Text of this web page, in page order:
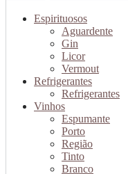
Espirituosos
Aguardente
Gin
Licor
Vermout
Refrigerantes
Refrigerantes
Vinhos
Espumante
Porto
Região
Tinto
Branco